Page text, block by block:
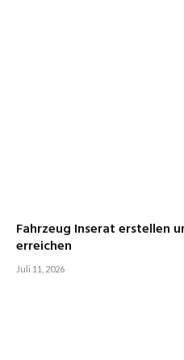
Fahrzeug Inserat erstellen
erreichen
Juli 11, 2026